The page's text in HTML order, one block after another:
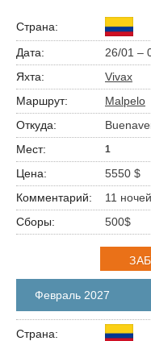
26/01 –
Vivax
Malpelo
1
5550 $
11
500$
Февраль 2027